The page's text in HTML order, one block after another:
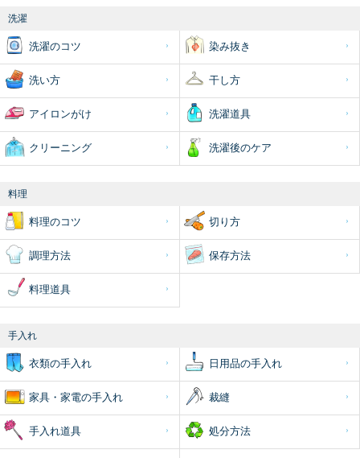
洗濯
洗濯のコツ 染み抜き
洗い方 干し方
アイロンがけ 洗濯道具
クリーニング 洗濯後のケア
料理
料理のコツ 切り方
調理方法 保存方法
料理道具
手入れ
衣類の手入れ 日用品の手入れ
家具・家電の手入れ 裁縫
手入れ道具 処分方法